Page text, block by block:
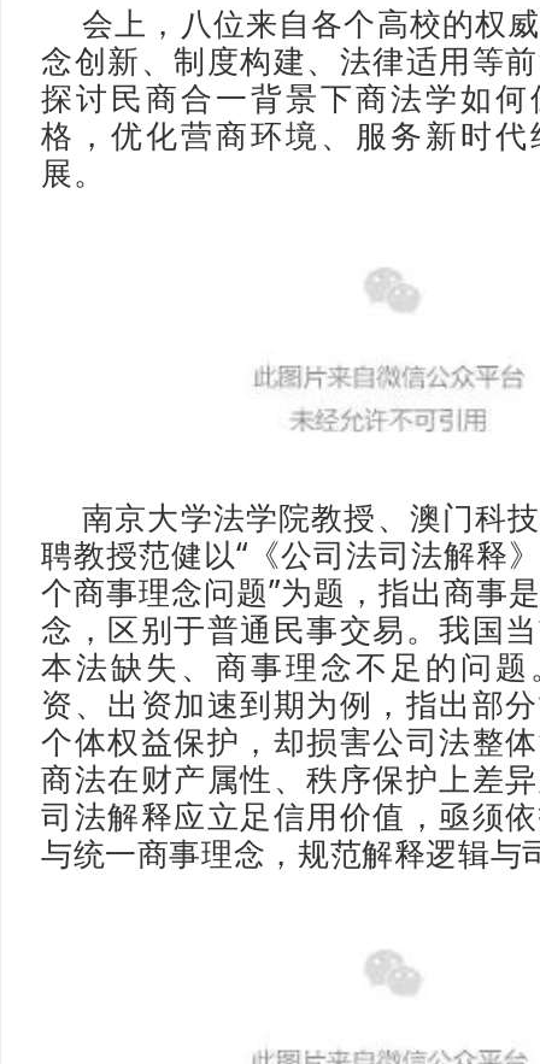
会上，八位来自各个高校的权
念创新、制度构建、法律适用等
探讨民商合一背景下商法学如
格，优化营商环境、服务新时
展。
南京大学法学院教授、澳门科
聘教授范健以“《公司法司法解释
个商事理念问题”为题，指出商事
念，区别于普通民事交易。我国
本法缺失、商事理念不足的问
资、出资加速到期为例，指出部
个体权益保护，却损害公司法整
商法在财产属性、秩序保护上差
司法解释应立足信用价值，亟须
与统一商事理念，规范解释逻辑与